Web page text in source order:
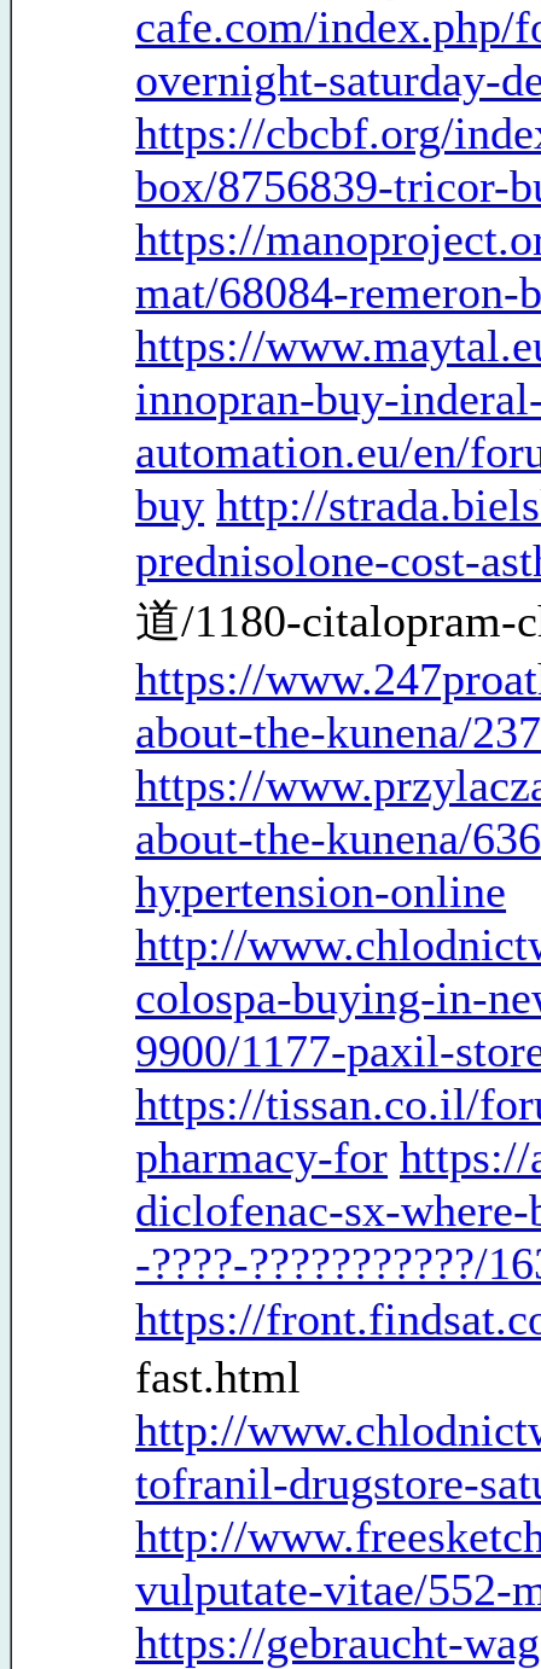
cafe.com/
overnight-saturday-
https://cbcbf.org/
box/8756839-tricor-
https://
mat/68084-remeron-
https://
innopran-buy-
automation.eu/en/
buy http://
prednisolone-cost-
道/1180-citalopram-
https://
about-the-kunena/
https://
about-the-kunena/
hypertension-online
http://
colospa-buying-in-
9900/1177-paxil-
https://tissan.co.il/
pharmacy-for https://
diclofenac-sx-
-????-???????????/
https://
fast.html
http://
tofranil-drugstore-
http://
vulputate-vitae/552-
https://gebraucht-